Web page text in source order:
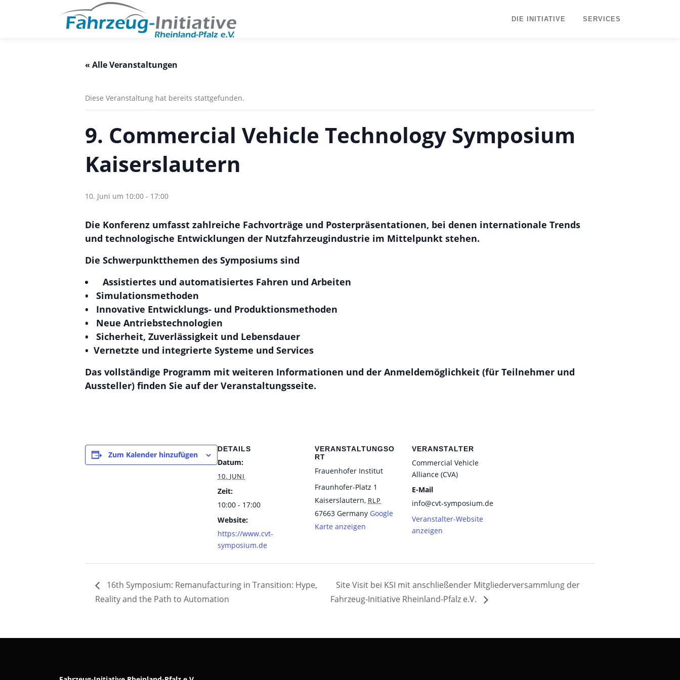
DIE INITIATIVE SERVICES
« Alle Veranstaltungen
Diese Veranstaltung hat bereits stattgefunden.
9. Commercial Vehicle Technology Symposium
Kaiserslautern
10. Juni um 10:00 - 17:00
Die Konferenz umfasst zahlreiche Fachvorträge und Posterpräsentationen, bei denen internationale Trends
und technologische Entwicklungen der Nutzfahrzeugindustrie im Mittelpunkt stehen.
Die Schwerpunktthemen des Symposiums sind
Assistiertes und automatisiertes Fahren und Arbeiten
• Simulationsmethoden
• Innovative Entwicklungs- und Produktionsmethoden
• Neue Antriebstechnologien
• Sicherheit, Zuverlässigkeit und Lebensdauer
• Vernetzte und integrierte Systeme und Services
Das vollständige Programm mit weiteren Informationen und der Anmeldemöglichkeit (für Teilnehmer und
Aussteller) finden Sie auf der Veranstaltungsseite.
Zum Kalender hinzufügen
DETAILS
Datum:
10. JUNI
Zeit:
10:00 - 17:00
Website:
https://www.cvt-
symposium.de
VERANSTALTUNGSO
RT
Frauenhofer Institut
Fraunhofer-Platz 1
Kaiserslautern, RLP
67663 Germany Google
Karte anzeigen
VERANSTALTER
Commercial Vehicle
Alliance (CVA)
E-Mail
info@cvt-symposium.de
Veranstalter-Website
anzeigen
16th Symposium: Remanufacturing in Transition: Hype,
Reality and the Path to Automation
Site Visit bei KSI mit anschließender Mitgliederversammlung der
Fahrzeug-Initiative Rheinland-Pfalz e.V.